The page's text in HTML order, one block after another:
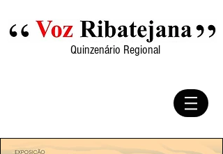
Quinzenário Regional